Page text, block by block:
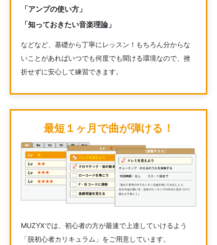
「アンプの使い方」
「知っておきたい音楽理論」
などなど、基礎から丁寧にレッスン！もちろん分からな
いことがあればいつでも何度でも聞ける環境なので、挫
折せずに安心して練習できます。
最短１ヶ月で曲が弾ける！
MUZYXでは、初心者の方が最速で上達していけるよう
「脱初心者カリキュラム」をご用意しています。